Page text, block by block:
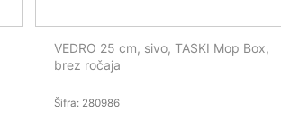
VEDRO 25 cm, sivo, TASKI Mop Box,
brez ročaja
Šifra: 280986